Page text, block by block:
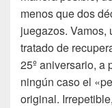
menos que dos
juegazos. Vamos,
tratado de
25º aniversario, a
ningún caso el
original.